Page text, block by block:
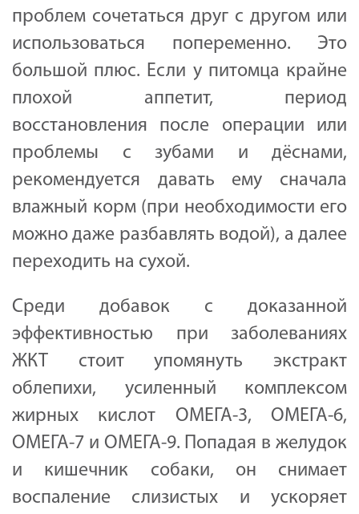
проблем сочетаться друг с другом или
использоваться попеременно. Это
большой плюс. Если у питомца крайне
плохой аппетит, период
восстановления после операции или
проблемы с зубами и дёснами,
рекомендуется давать ему сначала
влажный корм (при необходимости его
можно даже разбавлять водой), а далее
переходить на сухой.
Среди добавок с доказанной
эффективностью при заболеваниях
ЖКТ стоит упомянуть экстракт
облепихи, усиленный комплексом
жирных кислот ОМЕГА-3, ОМЕГА-6,
ОМЕГА-7 и ОМЕГА-9. Попадая в желудок
и кишечник собаки, он снимает
воспаление слизистых и ускоряет